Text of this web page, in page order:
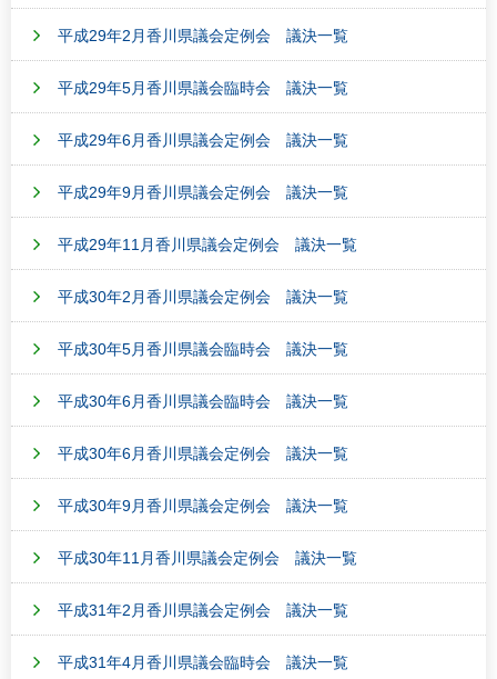
平成29年2月香川県議会定例会 議決一覧
平成29年5月香川県議会臨時会 議決一覧
平成29年6月香川県議会定例会 議決一覧
平成29年9月香川県議会定例会 議決一覧
平成29年11月香川県議会定例会 議決一覧
平成30年2月香川県議会定例会 議決一覧
平成30年5月香川県議会臨時会 議決一覧
平成30年6月香川県議会臨時会 議決一覧
平成30年6月香川県議会定例会 議決一覧
平成30年9月香川県議会定例会 議決一覧
平成30年11月香川県議会定例会 議決一覧
平成31年2月香川県議会定例会 議決一覧
平成31年4月香川県議会臨時会 議決一覧